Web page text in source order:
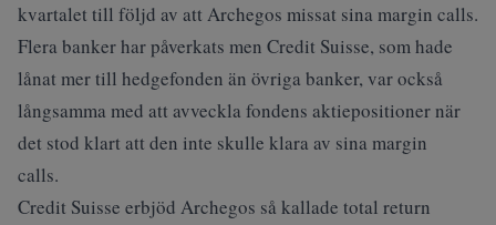
kvartalet till följd av att Archegos missat sina margin calls.
Flera banker har påverkats men Credit Suisse, som hade
lånat mer till hedgefonden än övriga banker, var också
långsamma med att avveckla fondens aktiepositioner när
det stod klart att den inte skulle klara av sina margin
calls.
Credit Suisse erbjöd Archegos så kallade total return